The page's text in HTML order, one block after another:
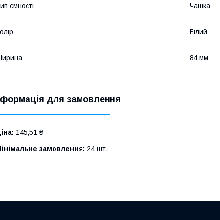
ємності Чашка
Білий
84 мм
для замовлення
145,51 ₴
замовлення: 24 шт.